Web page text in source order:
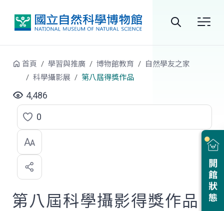
站
開館狀態
首頁 學習與推廣 博物館教育
自然學友之家
科學攝影展
第八屆得獎作品
4,486
點
選
喜
歡
0
第八屆科學攝影得獎作品